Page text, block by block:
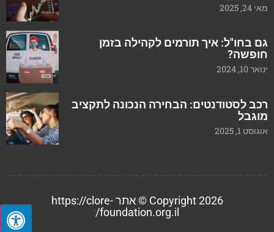
מאי 24, 2025
גם בחו"ל: איך תורמים לקהילה בזמן
חופשה?
ינואר 10, 2024
רכב לסטודנטים: הבחירה הנכונה לתקציב
מוגבל
אוגוסט 1, 2025
Copyright 2026 © אתר https://clore-
foundation.org.il/